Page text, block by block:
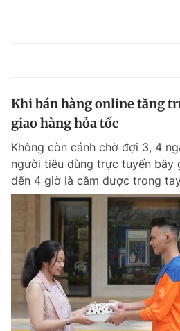
Khi bán hàng online tăng
giao hàng hỏa tốc
Không còn cảnh chờ đợi 3, 4
người tiêu dùng trực tuyến bây
đến 4 giờ là cầm được trong